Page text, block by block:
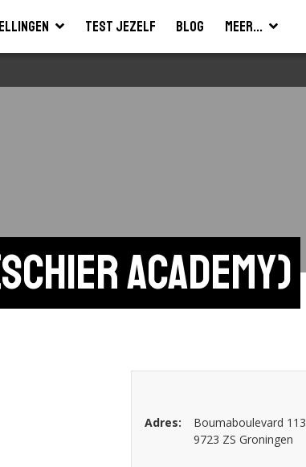
Test jezelf Blog Meer...
Academy)
Adres:
Boumaboulevard 113
9723 ZS Groningen